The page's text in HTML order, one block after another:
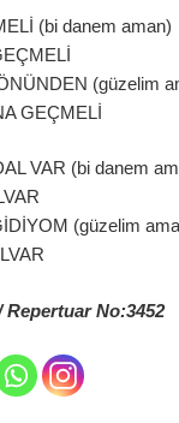
(bi danem aman)
(güzelim
GEÇMELİ
VAR (bi danem
(güzelim
Repertuar No:3452